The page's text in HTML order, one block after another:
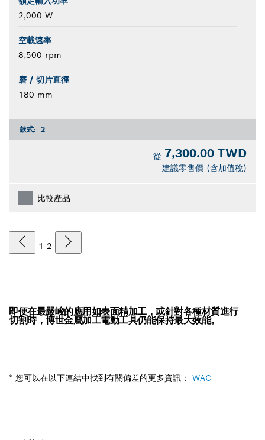
2,000 W
空載速率
8,500 rpm
磨 / 切片直徑
180 mm
款式: 2
從 7,300.00 TWD
建議零售價 (含加值稅)
比較產品
1 2
即便在最嚴峻的應用如表面精加工，或針對各種材質進行
切割時，博世金屬加工電動工具仍能保持最大效能。
* 您可以在以下連結中找到有關偏差的更多資訊： WAC